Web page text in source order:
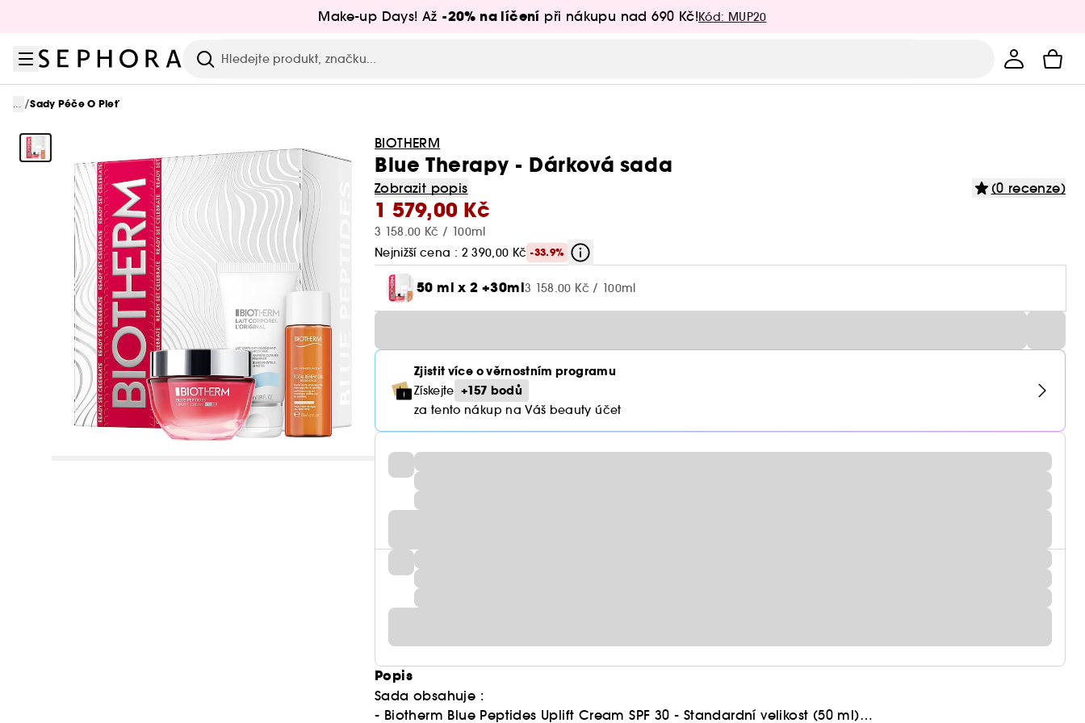
Make-up Days! Až -20% na líčení při nákupu nad 690 Kč!Kód: MUP20
Hledat
... /Sady Péče O Pleť
BIOTHERM
Blue Therapy - Dárková sada
Zobrazit popis (0 recenze)
1 579,00 Kč
3 158.00 Kč / 100ml
Nejnižší cena : 2 390,00 Kč -33.9%
50 ml x 2 +30ml3 158.00 Kč / 100ml
Zjistit více o věrnostním programu
Získejte +157 bodů
za tento nákup na Váš beauty účet
Popis
Sada obsahuje :
- Biotherm Blue Peptides Uplift Cream SPF 30 - Standardní velikost (50 ml)